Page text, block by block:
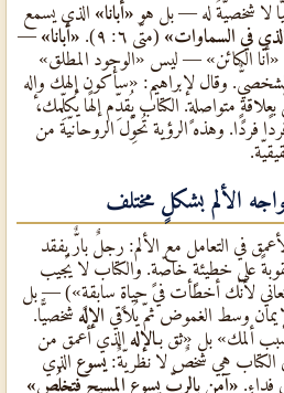
لا شخصيّةٌ له — بل هو «أبانا» الذي يسمع
الذي في السماوات» (متّى ٦: ٩). «أبانا» —
«أنا الكائن» — ليس «الوجود المطلق»
وقال لإبراهيم: «سأكون إلهك وإله
متواصلةٍ. الكتاب يُقدِّم إلهًا يُكلِّمك،
وهذه الرؤية تُحوِّل الروحانيّة من
الألم بشكلٍ مختلف
في التعامل مع الألم: رجلٌ بارٌّ يفقد
على خطيئةٍ خاصّةٍ. والكتاب لا يُجيب
لأنّك أخطأت في حياةٍ سابقةٍ») — بل
وسط الغموض ثمّ يُلاقي الإله شخصيًّا.
ألمك» بل «ثق بـالإله الذي أعمق من
الكتاب هي شخصٌ لا نظريّةٌ: يسوع الذي
فداءٍ. «آمِن بالربّ يسوع المسيح فتخلُص»